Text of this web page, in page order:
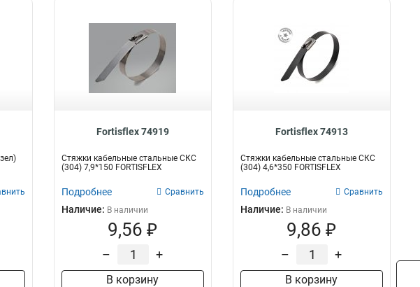
Fortisflex 74919
Стяжки кабельные стальные СКС
(304) 7,9*150 FORTISFLEX
Подробнее Сравнить
Наличие: В наличии
9,56 ₽
– +
В корзину
Fortisflex 74913
Стяжки кабельные стальные СКС
(304) 4,6*350 FORTISFLEX
Подробнее Сравнить
Наличие: В наличии
9,86 ₽
– +
В корзину